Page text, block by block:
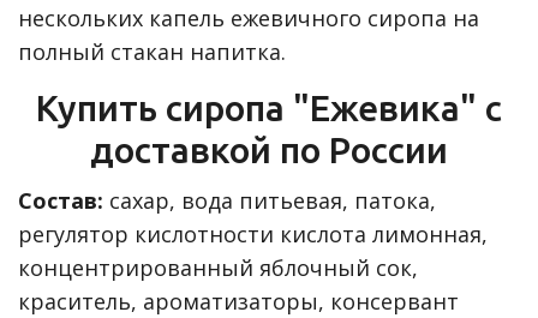
нескольких капель ежевичного сиропа на
полный стакан напитка.
Купить сиропа "Ежевика" с
доставкой по России
Состав: сахар, вода питьевая, патока,
регулятор кислотности кислота лимонная,
концентрированный яблочный сок,
краситель, ароматизаторы, консервант